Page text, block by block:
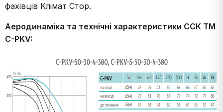
фахівців Клімат Стор.
Аеродинаміка та технічні характеристики ССК ТМ
C-PKV: